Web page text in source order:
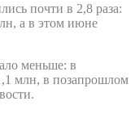
почти в 2,8 раза:
а в этом июне
меньше: в
млн, в позапрошлом